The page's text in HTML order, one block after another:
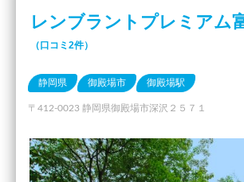
レンブラントプレミアム
（口コミ2件）
静岡県 御殿場市 御殿場駅
〒412-0023 静岡県御殿場市深沢２５７１